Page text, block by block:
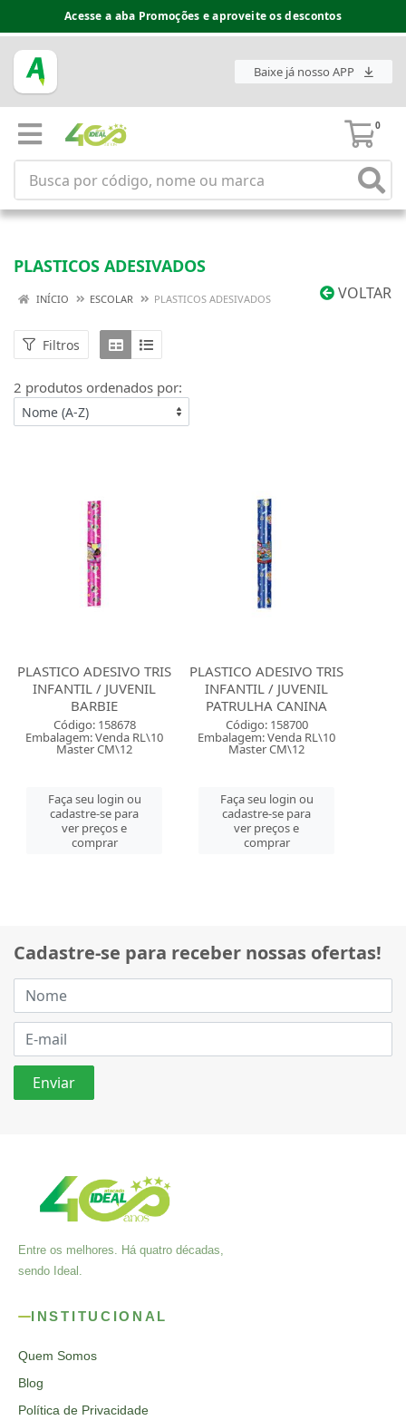
Acesse a aba Promoções e aproveite os descontos
Baixe já nosso APP
0
PLASTICOS ADESIVADOS
VOLTAR
INÍCIO ESCOLAR PLASTICOS ADESIVADOS
Filtros
2 produtos ordenados por:
PLASTICO ADESIVO TRIS
INFANTIL / JUVENIL
BARBIE
Código: 158678
Embalagem: Venda RL\10
Master CM\12
Faça seu login ou
cadastre-se para
ver preços e
comprar
PLASTICO ADESIVO TRIS
INFANTIL / JUVENIL
PATRULHA CANINA
Código: 158700
Embalagem: Venda RL\10
Master CM\12
Faça seu login ou
cadastre-se para
ver preços e
comprar
Cadastre-se para receber nossas ofertas!
Entre os melhores. Há quatro décadas,
sendo Ideal.
INSTITUCIONAL
Quem Somos
Blog
Política de Privacidade